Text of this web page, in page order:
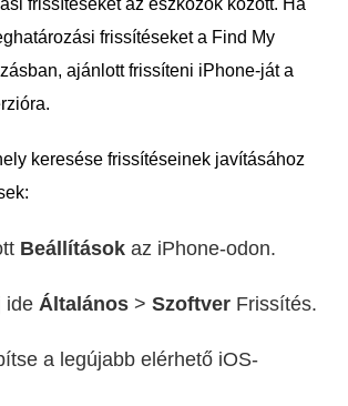
frissítéseket az eszközök között. Ha
frissítéseket a Find My
ajánlott frissíteni iPhone-ját a
keresése frissítéseinek javításához
Beállítások az iPhone-odon.
ide Általános > Szoftver Frissítés.
a legújabb elérhető iOS-